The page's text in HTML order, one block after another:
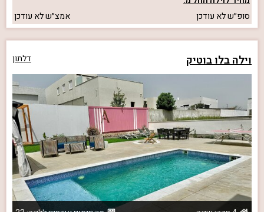
סופ״שלא עודכן אמצ״שלא עודכן
וילה בלו בוטיק דלתון